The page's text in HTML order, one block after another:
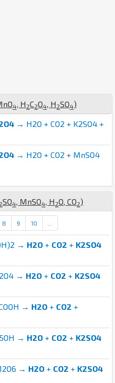
O4, H 2C2O4, H 2SO4)
→ H2O + CO2 + K2SO4 +
→ H2O + CO2 + MnSO4
2SO4, MnSO4, H 2O, CO2)
8 9 10
→ H2O + CO2 + K2SO4
→ H2O + CO2 + K2SO4
→ H2O + CO2 +
→ H2O + CO2 + K2SO4
→ H2O + CO2 + K2SO4